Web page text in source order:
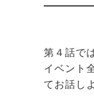
第４話で
イベント
てお話し